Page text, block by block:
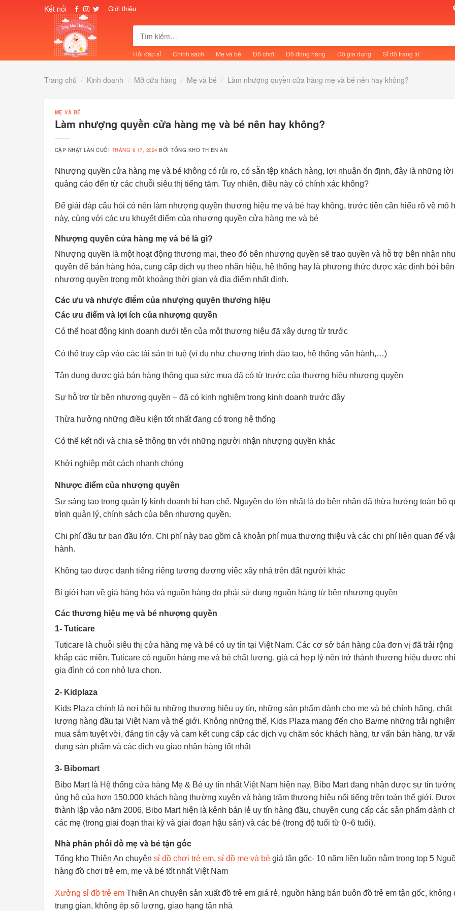
Kết nối Giới thiệu
kiếm:
Hỏi đáp sỉ Chính sách Mẹ và bé Đồ chơi Đồ đóng hàng Đồ gia dụng Sỉ đồ trang trí
Trang chủ / Kinh doanh / Mở cửa hàng / Mẹ và bé / Làm nhượng quyền cửa hàng mẹ và bé nên hay không?
MẸ VÀ BÉ
Làm nhượng quyền cửa hàng mẹ và bé nên hay không?
CẬP NHẬT LẦN CUỐI THÁNG 6 17, 2024 BỞITỔNG KHO THIÊN AN
Nhượng quyền cửa hàng mẹ và bé không có rủi ro, có sẵn tệp khách hàng, lợi nhuận ổn định, đây là những lời
quảng cáo đến từ các chuỗi siêu thị tiếng tăm. Tuy nhiên, điều này có chính xác không?
Để giải đáp câu hỏi có nên làm nhượng quyền thương hiệu mẹ và bé hay không, trước tiên cần hiểu rõ về mô
này, cùng với các ưu khuyết điểm của nhượng quyền cửa hàng mẹ và bé
Nhượng quyền cửa hàng mẹ và bé là gì?
Nhượng quyền là một hoạt động thương mại, theo đó bên nhượng quyền sẽ trao quyền và hỗ trợ bên nhận
quyền để bán hàng hóa, cung cấp dịch vụ theo nhãn hiệu, hệ thống hay là phương thức được xác định bởi bên
nhượng quyền trong một khoảng thời gian và địa điểm nhất định.
Các ưu và nhược điểm của nhượng quyền thương hiệu
Các ưu điểm và lợi ích của nhượng quyền
Có thể hoạt động kinh doanh dưới tên của một thương hiệu đã xây dựng từ trước
Có thể truy cập vào các tài sản trí tuệ (ví dụ như chương trình đào tạo, hệ thống vận hành,…)
Tận dụng được giá bán hàng thông qua sức mua đã có từ trước của thương hiệu nhượng quyền
Sự hỗ trợ từ bên nhượng quyền – đã có kinh nghiệm trong kinh doanh trước đây
Thừa hưởng những điều kiện tốt nhất đang có trong hệ thống
Có thể kết nối và chia sẻ thông tin với những người nhận nhượng quyền khác
Khởi nghiệp một cách nhanh chóng
Nhược điểm của nhượng quyền
Sự sáng tạo trong quản lý kinh doanh bị hạn chế. Nguyên do lớn nhất là do bên nhận đã thừa hưởng toàn bộ
trình quản lý, chính sách của bên nhượng quyền.
Chi phí đầu tư ban đầu lớn. Chi phí này bao gồm cả khoản phí mua thương thiệu và các chi phí liên quan để
hành.
Không tạo được danh tiếng riêng tương đương việc xây nhà trên đất người khác
Bị giới hạn về giá hàng hóa và nguồn hàng do phải sử dụng nguồn hàng từ bên nhượng quyền
Các thương hiệu mẹ và bé nhượng quyền
1- Tuticare
Tuticare là chuỗi siêu thị cửa hàng mẹ và bé có uy tín tại Việt Nam. Các cơ sở bán hàng của đơn vị đã trải rộng
khắp các miền. Tuticare có nguồn hàng mẹ và bé chất lượng, giá cả hợp lý nên trở thành thương hiệu được
gia đình có con nhỏ lựa chọn.
2- Kidplaza
Kids Plaza chính là nơi hội tụ những thương hiệu uy tín, những sản phẩm dành cho mẹ và bé chính hãng, chất
lượng hàng đầu tại Việt Nam và thế giới. Không những thế, Kids Plaza mang đến cho Ba/mẹ những trải
mua sắm tuyệt vời, đáng tin cậy và cam kết cung cấp các dịch vụ chăm sóc khách hàng, tư vấn bán hàng, tư
dụng sản phẩm và các dịch vụ giao nhận hàng tốt nhất
3- Bibomart
Bibo Mart là Hệ thống cửa hàng Mẹ & Bé uy tín nhất Việt Nam hiện nay, Bibo Mart đang nhận được sự tin
ủng hộ của hơn 150.000 khách hàng thường xuyên và hàng trăm thương hiệu nổi tiếng trên toàn thế giới.
thành lập vào năm 2006, Bibo Mart hiện là kênh bán lẻ uy tín hàng đầu, chuyên cung cấp các sản phẩm dành
các mẹ (trong giai đoạn thai kỳ và giai đoạn hậu sản) và các bé (trong độ tuổi từ 0~6 tuổi).
Nhà phân phối đồ mẹ và bé tận gốc
Tổng kho Thiên An chuyên sỉ đồ chơi trẻ em, sỉ đồ mẹ và bé giá tận gốc- 10 năm liền luôn nằm trong top 5
hàng đồ chơi trẻ em, mẹ và bé tốt nhất Việt Nam
Xưởng sỉ đồ trẻ em Thiên An chuyên sản xuất đồ trẻ em giá rẻ, nguồn hàng bán buôn đồ trẻ em tận gốc, không
trung gian, không ép số lượng, giao hạng tận nhà